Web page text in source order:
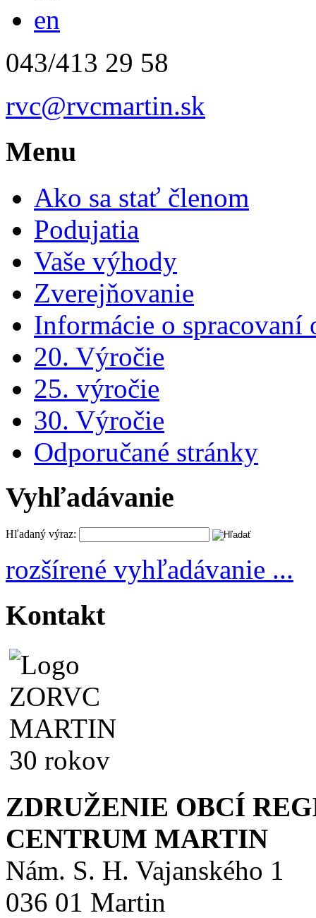
en
043/413 29 58
rvc@rvcmartin.sk
Menu
Ako sa stať členom
Podujatia
Vaše výhody
Zverejňovanie
Informácie o spracovaní
20. Výročie
25. výročie
30. Výročie
Odporučané stránky
Vyhľadávanie
Hľadaný výraz:
rozšírené vyhľadávanie ...
Kontakt
ZDRUŽENIE OBCÍ
CENTRUM MARTIN
Nám. S. H. Vajanského 1
036 01 Martin